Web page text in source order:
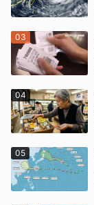
03
04
05